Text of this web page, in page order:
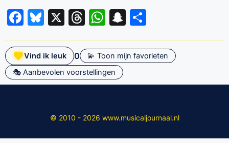
Facebook
Bluesky
X Threads
WhatsApp
Snapchat
Vind ik leuk 0
💫 Toon mijn favorieten
🎭 Aanbevolen voorstellingen
© 2010 - 2026 www.musicaljournaal.nl